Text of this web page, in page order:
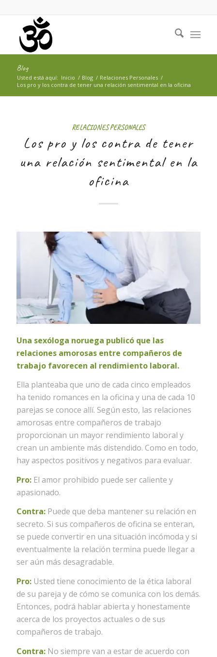
Blog
Usted está aquí: Inicio / Blog / Relaciones Personales /
Los pro y los contra de tener una relación sentimental en la oficina
RELACIONES PERSONALES
Los pro y los contra de tener
una relación sentimental en la
oficina
Una sexóloga noruega publicó que las
relaciones amorosas entre compañeros de
trabajo favorecen al rendimiento laboral.
Ella planteaba que uno de cada cinco empleados
ha tenido romances en la oficina y una de cada 10
parejas se conoce allí. Según esto, las relaciones
amorosas entre compañeros de trabajo
proporcionan un mayor rendimiento laboral y
crean un ambiente más distendido. Como en todo,
hay aspectos positivos y negativos para evaluar.
Pro:El amor prohibido puede ser caliente y
apasionado.
Contra:Puede que deba mantener su relación en
secreto. Si sus compañeros de oficina se enteran,
se puede convertir en una situación incómoda y si
eventualmente la relación termina puede llegar a
ser aún más desagradable.
Pro:Usted tiene conocimiento de la ética laboral
de su pareja y de cómo se comunica con los demás.
Entonces, podrá hablar abierta y honestamente
acerca de los proyectos actuales o de sus
compañeros de trabajo.
Contra:No siempre van a estar de acuerdo con